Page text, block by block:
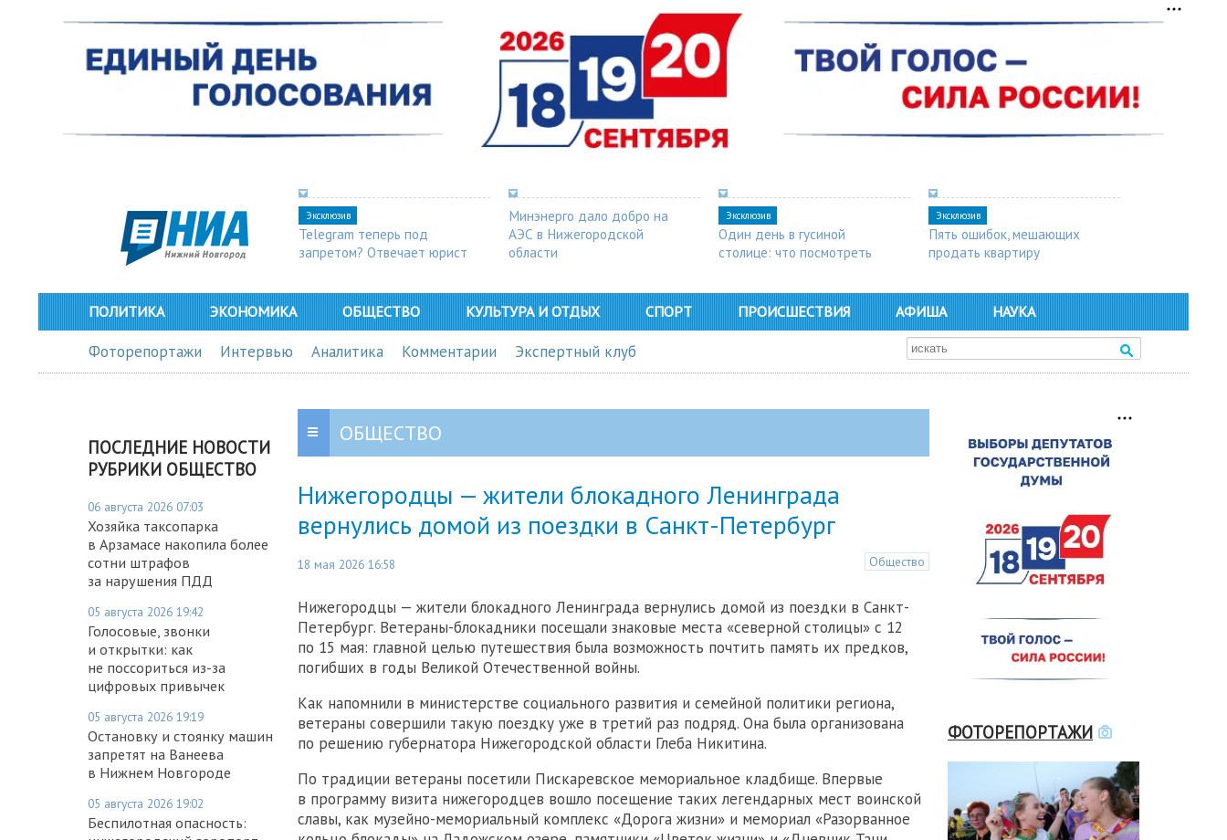
Эксклюзив
Telegram теперь под
запретом? Отвечает юрист
Минэнерго дало добро на
АЭС в Нижегородской
области
Эксклюзив
Один день в гусиной
столице: что посмотреть
Эксклюзив
Пять ошибок, мешающих
продать квартиру
ПОЛИТИКА ЭКОНОМИКА ОБЩЕСТВО КУЛЬТУРА И ОТДЫХ СПОРТ ПРОИСШЕСТВИЯ АФИША НАУКА
Фоторепортажи Интервью Аналитика Комментарии Экспертный клуб
ПОСЛЕДНИЕ НОВОСТИ
РУБРИКИ ОБЩЕСТВО
06 августа 2026 07:03
Хозяйка таксопарка
в Арзамасе накопила более
сотни штрафов
за нарушения ПДД
05 августа 2026 19:42
Голосовые, звонки
и открытки: как
не поссориться из-за
цифровых привычек
05 августа 2026 19:19
Остановку и стоянку машин
запретят на Ванеева
в Нижнем Новгороде
05 августа 2026 19:02
Беспилотная опасность:
ОБЩЕСТВО
Нижегородцы — жители блокадного Ленинграда
вернулись домой из поездки в Санкт-Петербург
18 мая 2026 16:58 Общество
Нижегородцы — жители блокадного Ленинграда вернулись домой из поездки в Санкт-
Петербург. Ветераны-блокадники посещали знаковые места «северной столицы» с 12
по 15 мая: главной целью путешествия была возможность почтить память их предков,
погибших в годы Великой Отечественной войны.
Как напомнили в министерстве социального развития и семейной политики региона,
ветераны совершили такую поездку уже в третий раз подряд. Она была организована
по решению губернатора Нижегородской области Глеба Никитина.
По традиции ветераны посетили Пискаревское мемориальное кладбище. Впервые
в программу визита нижегородцев вошло посещение таких легендарных мест воинской
славы, как музейно-мемориальный комплекс «Дорога жизни» и мемориал «Разорванное
ФОТОРЕПОРТАЖИ